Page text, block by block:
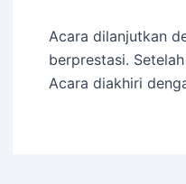
Acara dilanjutkan
berprestasi.
Acara diakhiri